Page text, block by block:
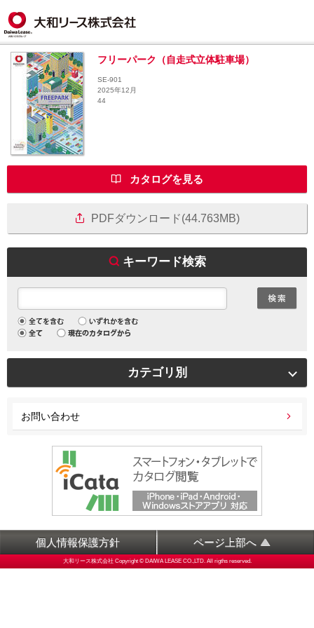
フリーパーク（自走式立体駐車場）
SE-901
2025年12月
44
カタログを見る
PDFダウンロード(44.763MB)
キーワード検索
カテゴリ別
お問い合わせ
ページ上部へ
個人情報保護方針
大和リース株式会社 Copyright © DAIWA LEASE CO.,LTD. All rigths reserved.